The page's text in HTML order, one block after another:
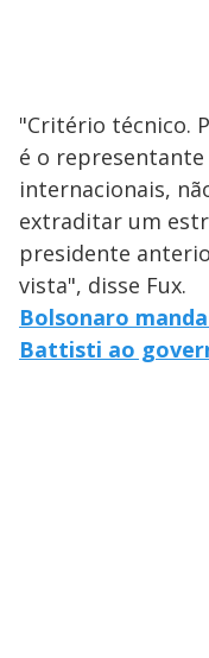
"Critério técnico.
é o representante
internacionais,
extraditar um
presidente
vista", disse Fux.
Bolsonaro
Battisti ao